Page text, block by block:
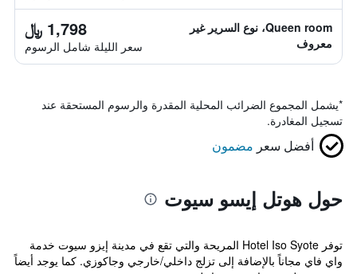
Queen room، نوع السرير غير
معروف
1,798 ﷼
سعر الليلة شامل الرسوم
*يشمل المجموع الضرائب المحلية المقدرة والرسوم المستحقة عند
تسجيل المغادرة.
أفضل سعر مضمون
حول هوتل إيسو سيوت
توفر Hotel Iso Syote المريحة والتي تقع في مدينة إيزو سيوت خدمة
واي فاي مجاناً بالإضافة إلى تزلج داخلي/خارجي وجاكوزي. كما يوجد أيضاً